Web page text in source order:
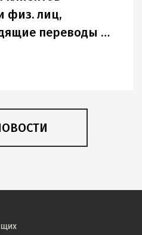
физ. лиц,
переводы в